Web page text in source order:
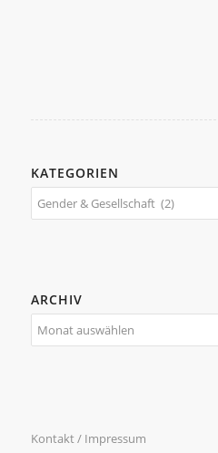
KATEGORIEN
Kategorien
ARCHIV
Kontakt / Impressum